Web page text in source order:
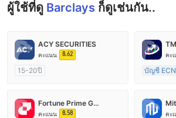
ผู้ใช้ที่ดู Barclays ก็ดูเช่นกัน..
ACY SECURITIES
คะแนน 8.62
15-20ปี
ใบอนุญาต MT4 แบบเต็ม
คะ
บัญชี ECN
ใบอนุญา
Fortune Prime Global
คะแนน 8.58 คะ